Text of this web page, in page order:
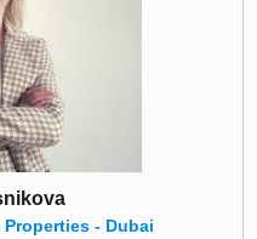
- Dubai